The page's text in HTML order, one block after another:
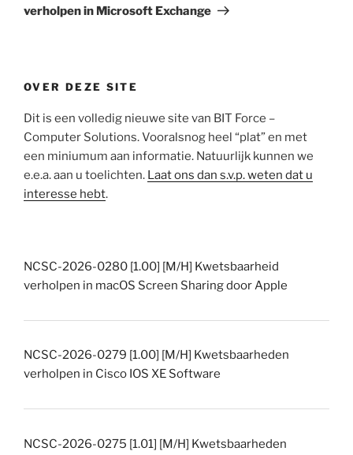
verholpen in Microsoft Exchange
OVER DEZE SITE
Dit is een volledig nieuwe site van BIT Force –
Computer Solutions. Vooralsnog heel “plat” en met
een miniumum aan informatie. Natuurlijk kunnen we
e.e.a. aan u toelichten. Laat ons dan s.v.p. weten dat u
interesse hebt.
NCSC-2026-0280 [1.00] [M/H] Kwetsbaarheid
verholpen in macOS Screen Sharing door Apple
NCSC-2026-0279 [1.00] [M/H] Kwetsbaarheden
verholpen in Cisco IOS XE Software
NCSC-2026-0275 [1.01] [M/H] Kwetsbaarheden